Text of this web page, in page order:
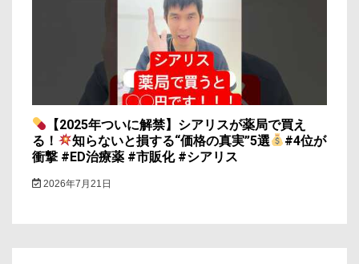
【2025年ついに解禁】シアリスが薬局で買え
る！
知らないと損する“価格の真実”5選
#4位が
衝撃 #ED治療薬 #市販化 #シアリス
2026年7月21日